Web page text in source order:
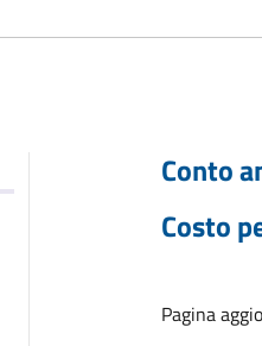
Conto
Costo
Pagina